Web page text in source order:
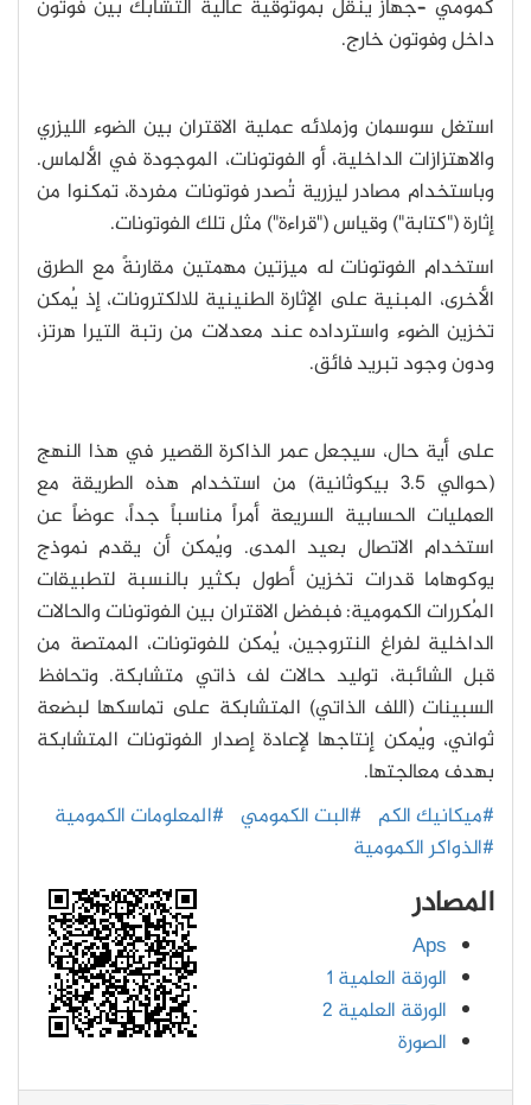
كمومي –جهاز ينقل بموثوقية عالية التشابك بين فوتون
داخل وفوتون خارج.
استغل سوسمان وزملائه عملية الاقتران بين الضوء الليزري
والاهتزازات الداخلية، أو الفوتونات، الموجودة في الألماس.
وباستخدام مصادر ليزرية تُصدر فوتونات مفردة، تمكنوا من
إثارة ("كتابة") وقياس ("قراءة") مثل تلك الفوتونات.
استخدام الفوتونات له ميزتين مهمتين مقارنةً مع الطرق
الأخرى، المبنية على الإثارة الطنينية للالكترونات، إذ يُمكن
تخزين الضوء واسترداده عند معدلات من رتبة التيرا هرتز،
ودون وجود تبريد فائق.
على أية حال، سيجعل عمر الذاكرة القصير في هذا النهج
(حوالي 3.5 بيكوثانية) من استخدام هذه الطريقة مع
العمليات الحسابية السريعة أمراً مناسباً جداً، عوضاً عن
استخدام الاتصال بعيد المدى. ويُمكن أن يقدم نموذج
يوكوهاما قدرات تخزين أطول بكثير بالنسبة لتطبيقات
المُكررات الكمومية: فبفضل الاقتران بين الفوتونات والحالات
الداخلية لفراغ النتروجين، يُمكن للفوتونات، الممتصة من
قبل الشائبة، توليد حالات لف ذاتي متشابكة. وتحافظ
السبينات (اللف الذاتي) المتشابكة على تماسكها لبضعة
ثواني، ويُمكن إنتاجها لإعادة إصدار الفوتونات المتشابكة
بهدف معالجتها.
#ميكانيك الكم #البت الكمومي #المعلومات الكمومية
#الذواكر الكمومية
المصادر
Aps
الورقة العلمية 1
الورقة العلمية 2
الصورة